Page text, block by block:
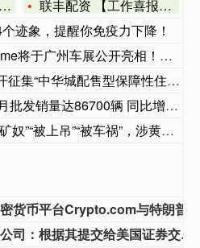
联丰配资 【工作喜报】我院2名医师分别荣聘内蒙古中蒙医药高质
迹象，提醒你免疫力下降！
于广州车展公开亮相！网友：
中华城配售型保障性住房”购买意愿
发销量达86700辆 同比增长20
被上吊”“被车祸”，涉黄金采掘
美国西南航空公司：根据其提交给美国证券交易委员会（SEC）的文件显示，鲍勃·乔丹的基本工资为123万美元，长期激励目标倍数为1200%，短期激励目标倍数为200%。